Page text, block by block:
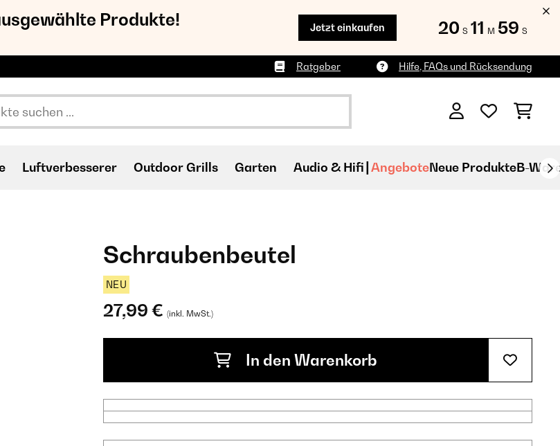
Produkte! Jetzt einkaufen 20 S 11 M 58 S
Ratgeber Hilfe, FAQs und Rücksendung
Luftverbesserer Outdoor Grills Garten Audio & Hifi AngeboteNeue ProdukteB-
Schraubenbeutel
NEU
27,99 € (inkl. MwSt.)
In den Warenkorb